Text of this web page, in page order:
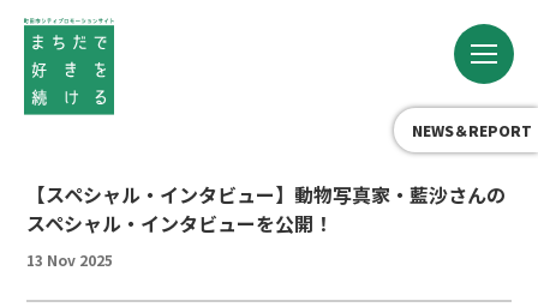
NEWS＆REPORT
【スペシャル・インタビュー】動物写真家・藍沙さんの
スペシャル・インタビューを公開！
13 Nov 2025